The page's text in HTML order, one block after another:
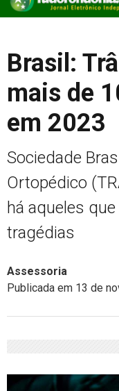
Brasil:
mais de
em 2023
Sociedade
Ortopédico
há aqueles
tragédias
Assessoria
Publicada em 13 de